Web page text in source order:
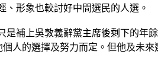
形象也較討好中間選民的人選。
補上吳敦義辭黨主席後剩下的年
人的選擇及努力而定。但他及未